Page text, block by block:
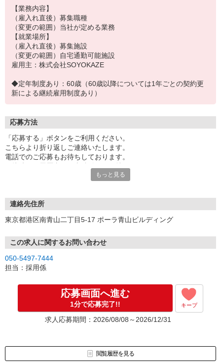
【業務内容】
（雇入れ直後）募集職種
（変更の範囲）当社が定める業務
【就業場所】
（雇入れ直後）募集施設
（変更の範囲）自宅通勤可能施設
雇用主：株式会社SOYOKAZE
◆定年制度あり：60歳（60歳以降については1年ごとの契約更
新による継続雇用制度あり）
応募方法
「応募する」ボタンをご利用ください。
こちらより折り返しご連絡いたします。
電話でのご応募もお待ちしております。
※お電話でのお問い合わせは、光IP電話、及びIP電話からはご利用
もっと見る
連絡先住所
東京都港区南青山二丁目5-17 ポーラ青山ビルディング
この求人に関するお問い合わせ
050-5497-7444
担当：採用係
応募画面へ進む
1分で応募完了!! キープ
求人応募期間：2026/08/08～2026/12/31
閲覧履歴を見る